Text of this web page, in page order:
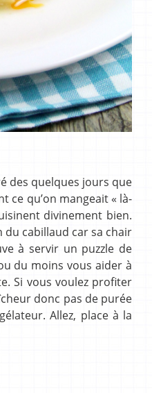
des quelques jours que
ce qu’on mangeait « là-
divinement bien.
du cabillaud car sa chair
à servir un puzzle de
du moins vous aider à
Si vous voulez profiter
donc pas de purée
Allez, place à la